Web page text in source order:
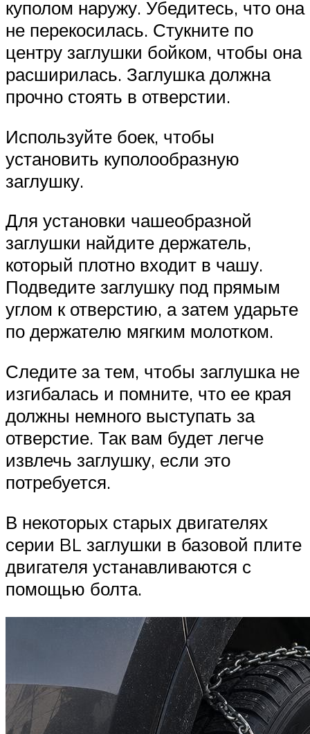
куполом наружу. Убедитесь, что она
не перекосилась. Стукните по
центру заглушки бойком, чтобы она
расширилась. Заглушка должна
прочно стоять в отверстии.
Используйте боек, чтобы
установить куполообразную
заглушку.
Для установки чашеобразной
заглушки найдите держатель,
который плотно входит в чашу.
Подведите заглушку под прямым
углом к отверстию, а затем ударьте
по держателю мягким молотком.
Следите за тем, чтобы заглушка не
изгибалась и помните, что ее края
должны немного выступать за
отверстие. Так вам будет легче
извлечь заглушку, если это
потребуется.
В некоторых старых двигателях
серии BL заглушки в базовой плите
двигателя устанавливаются с
помощью болта.